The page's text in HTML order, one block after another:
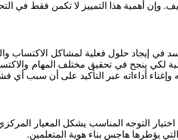
. وإن أهمية هذا التمييز لا تكمن فقط في
إيجاد حلول فعلية لمشاكل الاكتساب
لكي ينجح في تحقيق مختلف المهام
وإغناء أداءاته عبر التأكيد على أن
التوجه المناسب يشكل المعيار
يؤطرها هاجس بناء هوية المتعلمين.